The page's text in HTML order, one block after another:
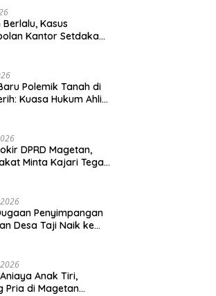
Berlalu, Kasus
Kantor Setdakab
Polemik Tanah di
Kuasa Hukum Ahli
DPRD Magetan,
Minta Kajari Tegak
Penyimpangan
Desa Taji Naik ke
Anak Tiri,
Pria di Magetan